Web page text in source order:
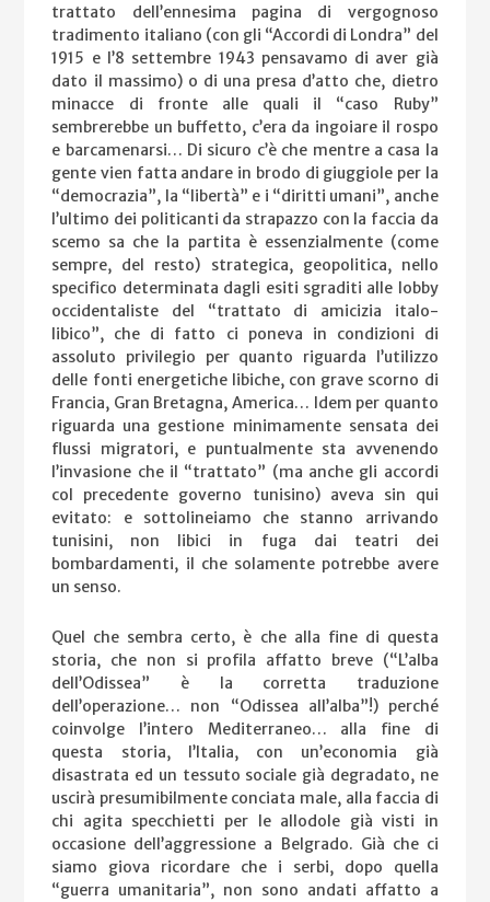
trattato dell’ennesima pagina di vergognoso
tradimento italiano (con gli “Accordi di Londra” del
1915 e l’8 settembre 1943 pensavamo di aver già
dato il massimo) o di una presa d’atto che, dietro
minacce di fronte alle quali il “caso Ruby”
sembrerebbe un buffetto, c’era da ingoiare il rospo
e barcamenarsi… Di sicuro c’è che mentre a casa la
gente vien fatta andare in brodo di giuggiole per la
“democrazia”, la “libertà” e i “diritti umani”, anche
l’ultimo dei politicanti da strapazzo con la faccia da
scemo sa che la partita è essenzialmente (come
sempre, del resto) strategica, geopolitica, nello
specifico determinata dagli esiti sgraditi alle lobby
occidentaliste del “trattato di amicizia italo-
libico”, che di fatto ci poneva in condizioni di
assoluto privilegio per quanto riguarda l’utilizzo
delle fonti energetiche libiche, con grave scorno di
Francia, Gran Bretagna, America… Idem per quanto
riguarda una gestione minimamente sensata dei
flussi migratori, e puntualmente sta avvenendo
l’invasione che il “trattato” (ma anche gli accordi
col precedente governo tunisino) aveva sin qui
evitato: e sottolineiamo che stanno arrivando
tunisini, non libici in fuga dai teatri dei
bombardamenti, il che solamente potrebbe avere
un senso.
Quel che sembra certo, è che alla fine di questa
storia, che non si profila affatto breve (“L’alba
dell’Odissea” è la corretta traduzione
dell’operazione… non “Odissea all’alba”!) perché
coinvolge l’intero Mediterraneo… alla fine di
questa storia, l’Italia, con un’economia già
disastrata ed un tessuto sociale già degradato, ne
uscirà presumibilmente conciata male, alla faccia di
chi agita specchietti per le allodole già visti in
occasione dell’aggressione a Belgrado. Già che ci
siamo giova ricordare che i serbi, dopo quella
“guerra umanitaria”, non sono andati affatto a